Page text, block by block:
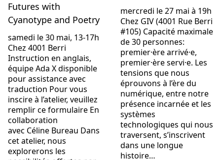
Futures with
Cyanotype and Poetry
samedi le 30 mai, 13-17h
Chez 4001 Berri
Instruction en anglais,
équipe Ada X disponible
pour assistance avec
traduction Pour vous
inscire à l’atelier, veuillez
remplir ce formulaire En
collaboration
avec Céline Bureau Dans
cet atelier, nous
explorerons les
mercredi le 27 mai à 19h
Chez GIV (4001 Rue Berri
#105) Capacité maximale
de 30 personnes:
premier·ère arrivé·e,
premier·ère servi·e. Les
tensions que nous
éprouvons à l’ère du
numérique, entre notre
présence incarnée et les
systèmes
technologiques qui nous
traversent, s’inscrivent
dans une longue
histoire…